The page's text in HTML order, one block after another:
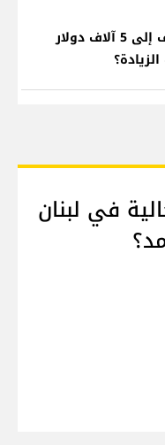
راتب النائب من 3 آلاف إلى 5 آلاف دولار
في لبنان